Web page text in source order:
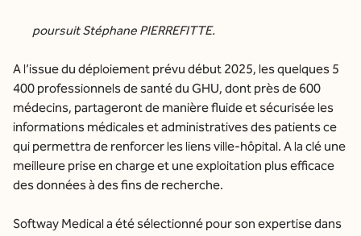
poursuit Stéphane PIERREFITTE.
A l’issue du déploiement prévu début 2025, les quelques 5
400 professionnels de santé du GHU, dont près de 600
médecins, partageront de manière fluide et sécurisée les
informations médicales et administratives des patients ce
qui permettra de renforcer les liens ville-hôpital. A la clé une
meilleure prise en charge et une exploitation plus efficace
des données à des fins de recherche.
Softway Medical a été sélectionné pour son expertise dans